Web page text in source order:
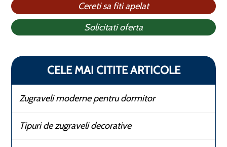
Cereti sa fiti apelat
Solicitati oferta
CELE MAI CITITE ARTICOLE
Zugraveli moderne pentru dormitor
Tipuri de zugraveli decorative